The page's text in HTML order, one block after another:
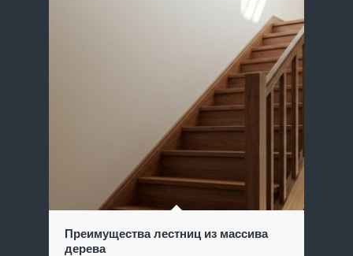
Преимущества лестниц из массива
дерева